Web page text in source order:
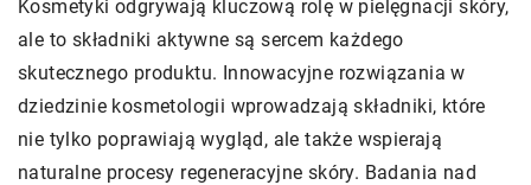
Kosmetyki odgrywają kluczową rolę w pielęgnacji skóry,
ale to składniki aktywne są sercem każdego
skutecznego produktu. Innowacyjne rozwiązania w
dziedzinie kosmetologii wprowadzają składniki, które
nie tylko poprawiają wygląd, ale także wspierają
naturalne procesy regeneracyjne skóry. Badania nad